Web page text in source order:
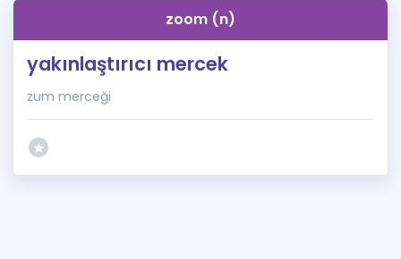
zoom (n)
yakınlaştırıcı mercek
zum merceği